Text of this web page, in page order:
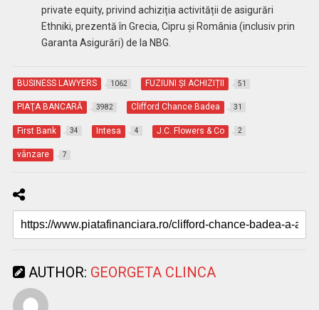
private equity, privind achiziția activității de asigurări
Ethniki, prezentă în Grecia, Cipru și România (inclusiv prin
Garanta Asigurări) de la NBG.
BUSINESS LAWYERS 1062 FUZIUNI ȘI ACHIZIȚII 51
PIAŢA BANCARĂ 3982 Clifford Chance Badea 31
First Bank 34 Intesa 4 J.C. Flowers & Co 2
vânzare 7
AUTHOR: GEORGETA CLINCA